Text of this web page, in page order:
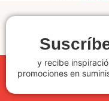
y recibe
promociones en